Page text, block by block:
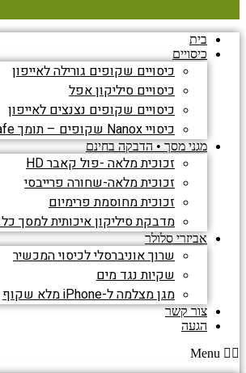
בית
כיסויים
כיסויים שקופים גורילה לאייפון
כיסויים סיליקון אפל
כיסויים שקופים נצנצים לאייפון
כיסויי Nanox שקופים – תומך MagSafe לאייפון
מגני מסך • הדבקה בחינם
זכוכית מלאה -פול קאבר HD
זכוכית מלאה-שחורה פרייבסי
זכוכית מחוסמת פרימיום
מדבקת סיליקון איכותית למסך
אביזרי סלולר
שרוך אוניברסלי לכיסוי המכשיר
שקיות נגד מים
מגן מצלמה ל-iPhone מלא שקוף
צור קשר
הגעה
Menu